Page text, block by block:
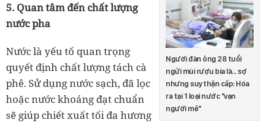
Người đàn ông 28 tuổi
ngửi mùi rượu bia là... sợ
nhưng suy thận cấp: Hóa
ra tại 1 loại nước "vạn
người mê"
5. Quan tâm đến chất lượng
nước pha
Nước là yếu tố quan trọng
quyết định chất lượng tách cà
phê. Sử dụng nước sạch, đã lọc
hoặc nước khoáng đạt chuẩn
sẽ giúp chiết xuất tối đa hương